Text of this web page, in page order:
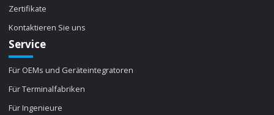
Zertifikate
Kontaktieren Sie uns
Service
Für OEMs und Geräteintegratoren
Für Terminalfabriken
Für Ingenieure